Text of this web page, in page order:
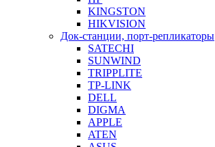
KINGSTON
HIKVISION
Док-станции, порт-репликаторы
SATECHI
SUNWIND
TRIPPLITE
TP-LINK
DELL
DIGMA
APPLE
ATEN